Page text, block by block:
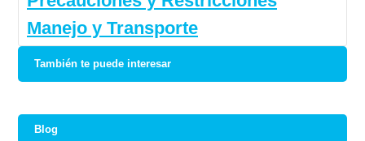
Manejo y Transporte
También te puede interesar
Blog